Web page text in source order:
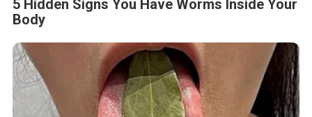
5 Hidden Signs You Have Worms Inside Your
Body